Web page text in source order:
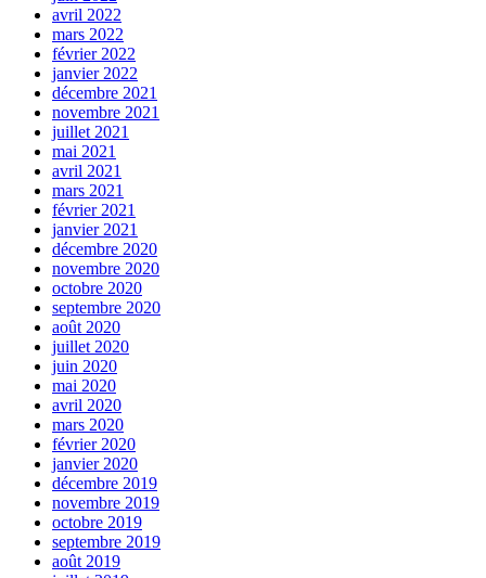
avril 2022
mars 2022
février 2022
janvier 2022
décembre 2021
novembre 2021
juillet 2021
mai 2021
avril 2021
mars 2021
février 2021
janvier 2021
décembre 2020
novembre 2020
octobre 2020
septembre 2020
août 2020
juillet 2020
juin 2020
mai 2020
avril 2020
mars 2020
février 2020
janvier 2020
décembre 2019
novembre 2019
octobre 2019
septembre 2019
août 2019